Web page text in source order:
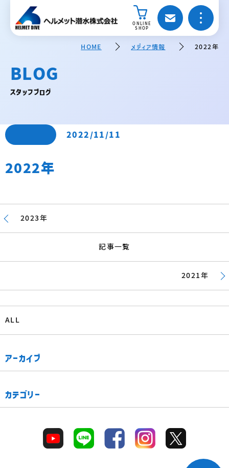
ONLINE
SHOP
BLOG
スタッフブログ
HOME メディア情報 2022年
2022/11/11
2022年
2023年
記事一覧
2021年
ALL
アーカイブ
カテゴリー